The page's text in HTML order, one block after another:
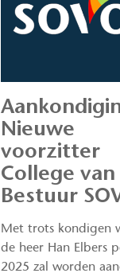
Nieuwe
voorzitter
College van
Bestuur
Met trots kondigen
de heer Han Elbers
2025 zal worden